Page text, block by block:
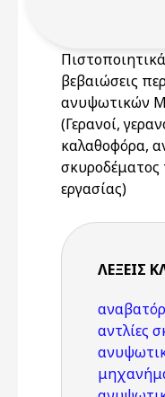
βεβαιώσεις
ανυψωτικών
(Γερανοί,
καλαθοφόρα,
σκυροδέματος
εργασίας)
ΛΈΞΕΙΣ
αντλίες